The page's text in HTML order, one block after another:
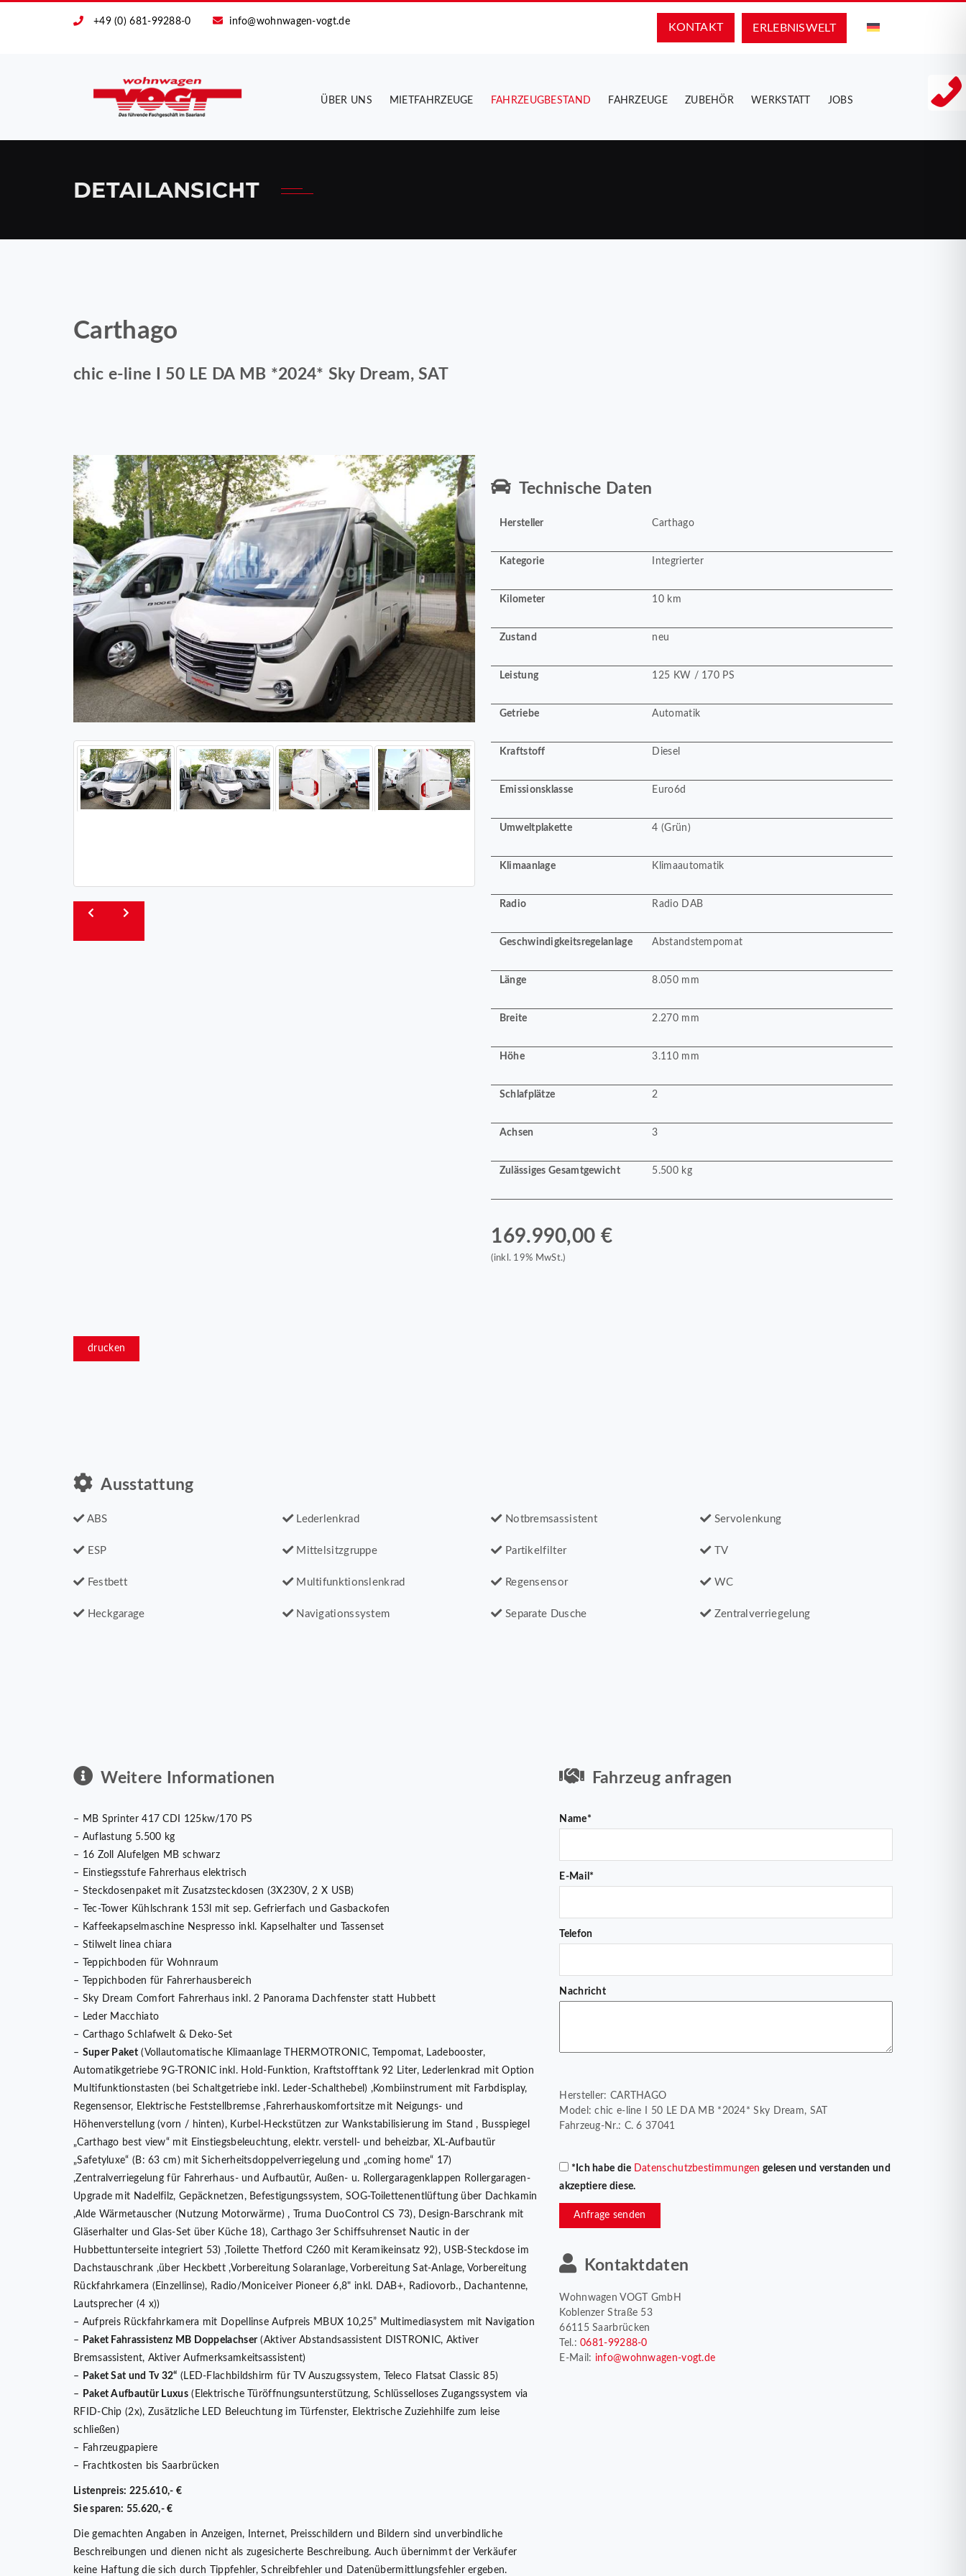
+49 (0) 681-99288-0 info@wohnwagen-vogt.de
ERLEBNIS­WELT
KONTAKT
ÜBER UNS MIETFAHRZEUGE FAHRZEUGBESTAND FAHRZEUGE ZUBEHÖR WERKSTATT JOBS
DETAILANSICHT
Carthago
chic e-line I 50 LE DA MB *2024* Sky Dream, SAT
Technische Daten
Hersteller Carthago
Kategorie Integrierter
Kilometer 10 km
Zustand neu
Leistung 125 KW / 170 PS
Getriebe Automatik
Kraftstoff Diesel
Emissionsklasse Euro6d
Umweltplakette 4 (Grün)
Klimaanlage Klimaautomatik
Radio Radio DAB
Geschwindigkeitsregelanlage Abstandstempomat
Länge 8.050 mm
Breite 2.270 mm
Höhe 3.110 mm
Schlafplätze 2
Achsen 3
Zulässiges Gesamtgewicht 5.500 kg
169.990,00 €
(inkl. 19% MwSt.)
drucken
Ausstattung
ABS
ESP
Festbett
Heckgarage
Lederlenkrad
Mittelsitzgruppe
Multifunktionslenkrad
Navigationssystem
Notbremsassistent
Partikelfilter
Regensensor
Separate Dusche
Servolenkung
TV
WC
Zentralverriegelung
Weitere Informationen
– MB Sprinter 417 CDI 125kw/170 PS
– Auflastung 5.500 kg
– 16 Zoll Alufelgen MB schwarz
– Einstiegsstufe Fahrerhaus elektrisch
– Steckdosenpaket mit Zusatzsteckdosen (3X230V, 2 X USB)
– Tec-Tower Kühlschrank 153l mit sep. Gefrierfach und Gasbackofen
– Kaffeekapselmaschine Nespresso inkl. Kapselhalter und Tassenset
– Stilwelt linea chiara
– Teppichboden für Wohnraum
– Teppichboden für Fahrerhausbereich
– Sky Dream Comfort Fahrerhaus inkl. 2 Panorama Dachfenster statt Hubbett
– Leder Macchiato
– Carthago Schlafwelt & Deko-Set
– Super Paket(Vollautomatische Klimaanlage THERMOTRONIC, Tempomat, Ladebooster,
Automatikgetriebe 9G-TRONIC inkl. Hold-Funktion, Kraftstofftank 92 Liter, Lederlenkrad mit Option
Multifunktionstasten (bei Schaltgetriebe inkl. Leder-Schalthebel) ,Kombiinstrument mit Farbdisplay,
Regensensor, Elektrische Feststellbremse ,Fahrerhauskomfortsitze mit Neigungs- und
Höhenverstellung (vorn / hinten), Kurbel-Heckstützen zur Wankstabilisierung im Stand , Busspiegel
„Carthago best view“ mit Einstiegsbeleuchtung, elektr. verstell- und beheizbar, XL-Aufbautür
„Safetyluxe“ (B: 63 cm) mit Sicherheitsdoppelverriegelung und „coming home“ 17)
,Zentralverriegelung für Fahrerhaus- und Aufbautür, Außen- u. Rollergaragenklappen Rollergaragen-
Upgrade mit Nadelfilz, Gepäcknetzen, Befestigungssystem, SOG-Toilettenentlüftung über Dachkamin
,Alde Wärmetauscher (Nutzung Motorwärme) , Truma DuoControl CS 73), Design-Barschrank mit
Gläserhalter und Glas-Set über Küche 18), Carthago 3er Schiffsuhrenset Nautic in der
Hubbettunterseite integriert 53) ,Toilette Thetford C260 mit Keramikeinsatz 92), USB-Steckdose im
Dachstauschrank ,über Heckbett ,Vorbereitung Solaranlage, Vorbereitung Sat-Anlage, Vorbereitung
Rückfahrkamera (Einzellinse), Radio/Moniceiver Pioneer 6,8" inkl. DAB+, Radiovorb., Dachantenne,
Lautsprecher (4 x))
– Aufpreis Rückfahrkamera mit Dopellinse Aufpreis MBUX 10,25” Multimediasystem mit Navigation
–
Paket Fahrassistenz MB Doppelachser(Aktiver Abstandsassistent DISTRONIC, Aktiver
Bremsassistent, Aktiver Aufmerksamkeitsassistent)
–
Paket Sat und Tv 32“ (LED-Flachbildshirm für TV Auszugssystem, Teleco Flatsat Classic 85)
–
Paket Aufbautür Luxus(Elektrische Türöffnungsunterstützung, Schlüsselloses Zugangssystem via
RFID-Chip (2x), Zusätzliche LED Beleuchtung im Türfenster, Elektrische Zuziehhilfe zum leise
schließen)
– Fahrzeugpapiere
– Frachtkosten bis Saarbrücken
Listenpreis: 225.610,- €
Sie sparen: 55.620,- €
Die gemachten Angaben in Anzeigen, Internet, Preisschildern und Bildern sind unverbindliche
Beschreibungen und dienen nicht als zugesicherte Beschreibung. Auch übernimmt der Verkäufer
keine Haftung die sich durch Tippfehler, Schreibfehler und Datenübermittlungsfehler ergeben.
Fahrzeug anfragen
Name*
E-Mail*
Telefon
Nachricht
Hersteller: CARTHAGO
Model: chic e-line I 50 LE DA MB *2024* Sky Dream, SAT
Fahrzeug-Nr.: C. 6 37041
*Ich habe die Datenschutzbestimmungen gelesen und verstanden und
akzeptiere diese.
Anfrage senden
Kontaktdaten
Wohnwagen VOGT GmbH
Koblenzer Straße 53
66115 Saarbrücken
Tel.:0681-99288-0
E-Mail: info@wohnwagen-vogt.de